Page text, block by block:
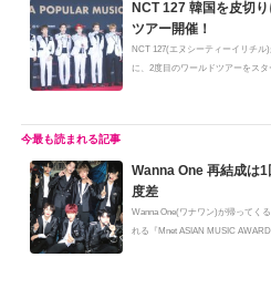
NCT 127 韓国を皮切
ツアー開催！
NCT 127(エヌシーティーイリチル
に、2度目のワールドツアーをス
Wanna One 再結成は
度差
Wanna One(ワナワン)が帰ってく
れる『Mnet ASIAN MUSIC